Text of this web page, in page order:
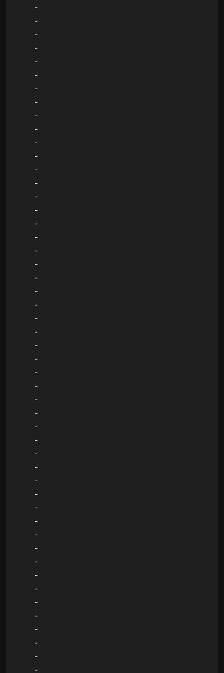
-
-
-
-
-
-
-
-
-
-
-
-
-
-
-
-
-
-
-
-
-
-
-
-
-
-
-
-
-
-
-
-
-
-
-
-
-
-
-
-
-
-
-
-
-
-
-
-
-
-